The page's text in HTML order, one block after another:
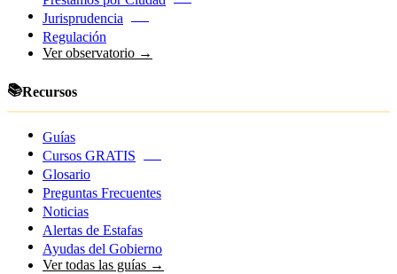
Jurisprudencia
Regulación
Ver observatorio →
📚Recursos
Guías
Cursos GRATIS
Glosario
Preguntas Frecuentes
Noticias
Alertas de Estafas
Ayudas del Gobierno
Ver todas las guías →